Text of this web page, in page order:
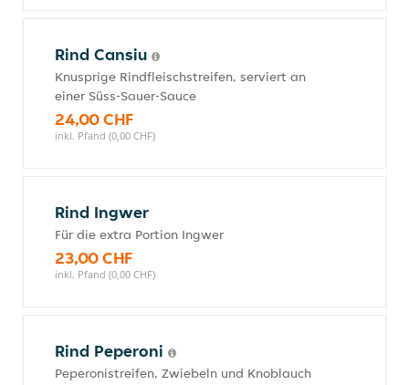
Rind Cansiu
Knusprige Rindfleischstreifen, serviert an
einer Süss-Sauer-Sauce
24,00 CHF
inkl. Pfand (0,00 CHF)
Rind Ingwer
Für die extra Portion Ingwer
23,00 CHF
inkl. Pfand (0,00 CHF)
Rind Peperoni
Peperonistreifen, Zwiebeln und Knoblauch